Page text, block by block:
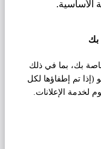
الأساسية.
بك
بك، بما في ذلك
(إذا تم إطفاؤها لكل
لخدمة الإعلانات.